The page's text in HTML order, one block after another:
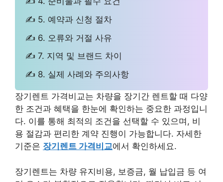
✍ 5. 예약과 신청 절차
✍ 6. 오류와 거절 사유
✍ 7. 지역 및 브랜드 차이
✍ 8. 실제 사례와 주의사항
장기렌트 가격비교는 차량을 장기간 렌트할 때 다양
한 조건과 혜택을 한눈에 확인하는 중요한 과정입니
다. 이를 통해 최적의 조건을 선택할 수 있으며, 비
용 절감과 편리한 계약 진행이 가능합니다. 자세한
기준은 장기렌트 가격비교에서 확인하세요.
장기렌트는 차량 유지비용, 보증금, 월 납입금 등 여